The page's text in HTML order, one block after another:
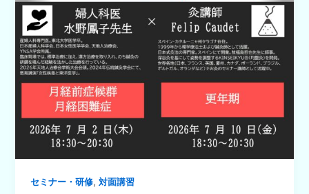
セミナー・研修,対面講習